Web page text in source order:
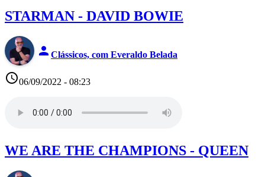
STARMAN - DAVID BOWIE
person Clássicos, com Everaldo Belada
access_time06/09/2022 - 08:23
WE ARE THE CHAMPIONS - QUEEN